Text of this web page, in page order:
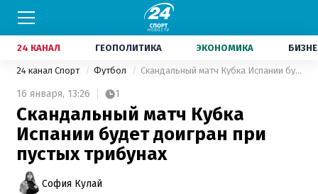
24 КАНАЛ ГЕОПОЛИТИКА ЭКОНОМИКА
24 канал Спорт Футбол Скандальный матч Кубка Испании будет доигран при пустых трибунах
16 января, 13:26 1
Скандальный матч Кубка
Испании будет доигран при
пустых трибунах
София Кулай